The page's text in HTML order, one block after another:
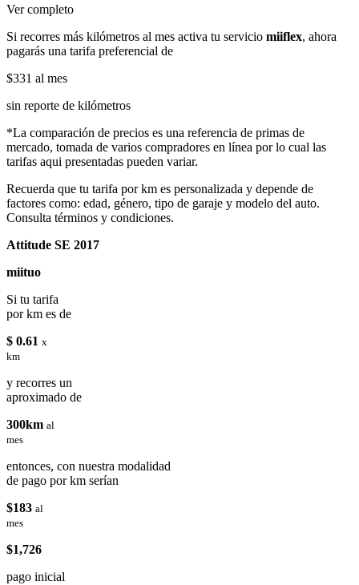
Ver completo
Si recorres más kilómetros al mes activa tu servicio miiflex, ahora
pagarás una tarifa preferencial de
$331 al mes
sin reporte de kilómetros
*La comparación de precios es una referencia de primas de
mercado, tomada de varios compradores en línea por lo cual las
tarifas aqui presentadas pueden variar.
Recuerda que tu tarifa por km es personalizada y depende de
factores como: edad, género, tipo de garaje y modelo del auto.
Consulta términos y condiciones.
Attitude SE 2017
miituo
Si tu tarifa
por km es de
$ 0.61 x
km
y recorres un
aproximado de
300km al
mes
entonces, con nuestra modalidad
de pago por km serían
$183 al
mes
$1,726
pago inicial